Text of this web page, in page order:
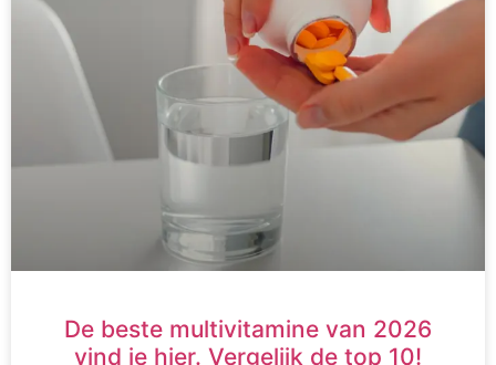
De beste multivitamine van 2026
vind je hier. Vergelijk de top 10!